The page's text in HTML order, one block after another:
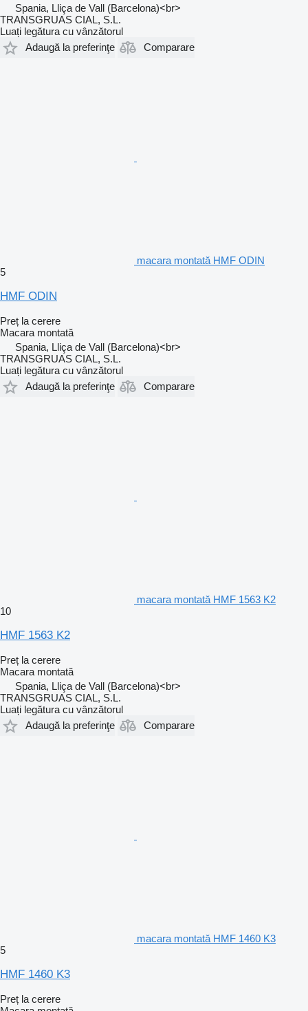
Spania, Lliça de Vall (Barcelona)<br>
TRANSGRUAS CIAL, S.L.
Luați legătura cu vânzătorul
Adaugă la preferinţe
Comparare
macara montată HMF ODIN
5
HMF ODIN
Preț la cerere
Macara montată
Spania, Lliça de Vall (Barcelona)<br>
TRANSGRUAS CIAL, S.L.
Luați legătura cu vânzătorul
Adaugă la preferinţe
Comparare
macara montată HMF 1563 K2
10
HMF 1563 K2
Preț la cerere
Macara montată
Spania, Lliça de Vall (Barcelona)<br>
TRANSGRUAS CIAL, S.L.
Luați legătura cu vânzătorul
Adaugă la preferinţe
Comparare
macara montată HMF 1460 K3
5
HMF 1460 K3
Preț la cerere